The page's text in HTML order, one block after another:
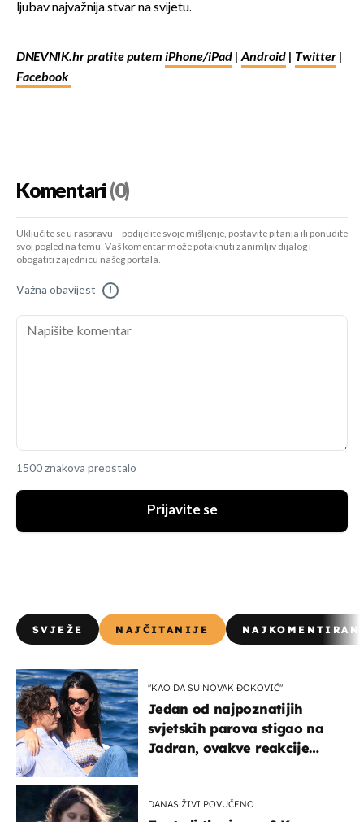
ljubav najvažnija stvar na svijetu.
DNEVNIK.hr pratite putem iPhone/iPad |Android | Twitter |
Facebook
Komentari(0)
Uključite se u raspravu – podijelite svoje mišljenje, postavite pitanja ili ponudite
svoj pogled na temu. Vaš komentar može potaknuti zanimljiv dijalog i
obogatiti zajednicu našeg portala.
Važna obavijest !
1500 znakova preostalo
Prijavite se
SVJEŽE NAJČITANIJE
"KAO DA SU NOVAK ĐOKOVIĆ"
Jedan od najpoznatijih
svjetskih parova stigao na
Jadran, ovakve reakcije
DANAS ŽIVI POVUČENO